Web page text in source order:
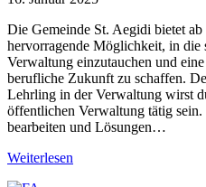
Die Gemeinde St. Aegidi bietet
hervorragende Möglichkeit, in die
Verwaltung einzutauchen und
berufliche Zukunft zu schaffen.
Lehrling in der Verwaltung wirst
öffentlichen Verwaltung tätig
bearbeiten und Lösungen…
Weiterlesen